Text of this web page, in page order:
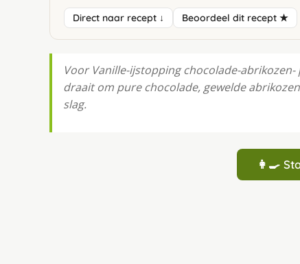
Direct naar recept ↓ Beoordeel dit recept ★
Voor Va­nil­le-ijstop­ping cho­co­la­de-
draait om pure chocolade, gewelde
slag.
👩‍🍳